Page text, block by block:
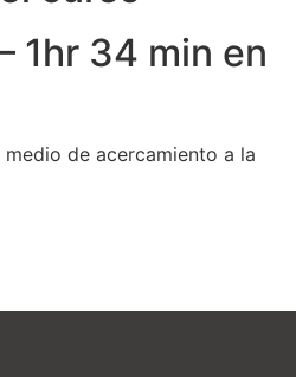
1hr 34 min en
de acercamiento a la